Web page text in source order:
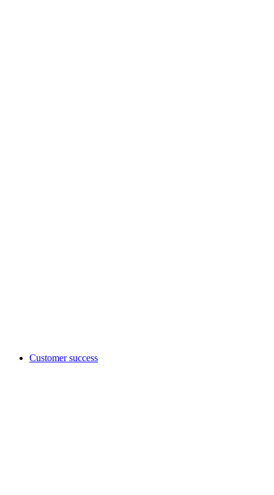
Customer success